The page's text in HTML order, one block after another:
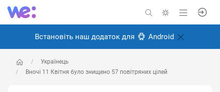
Встановіть наш додаток для Android
Українець
Вночі 11 Квітня було знищено 57 повітряних цілей